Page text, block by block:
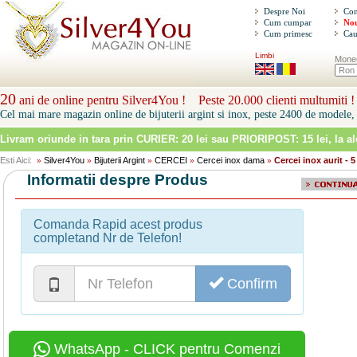
Despre Noi
Cum cumpar
Cum primesc
Limbi
20 ani de online pentru Silver4You ! Peste 20.000 clienti multumiti !
Cel mai mare magazin online de bijuterii argint si inox, peste 2400 de modele,
Livram oriunde in tara prin CURIER: 20 lei sau PRIORIPOST: 15 lei, la
Esti Aici: » Silver4You » Bijuterii Argint » CERCEI » Cercei inox dama » Cercei inox aurit - 5
Informatii despre Produs
Comanda Rapid acest produs
completand Nr de Telefon!
Confirm
WhatsApp - CLICK pentru Comenzi